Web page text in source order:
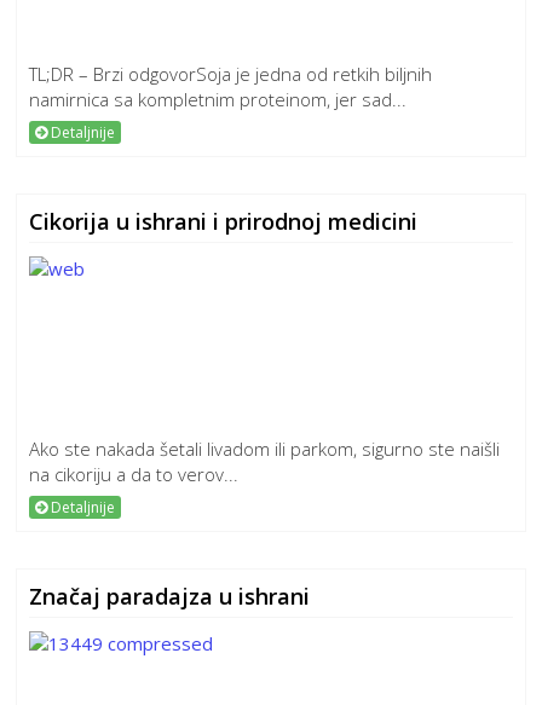
TL;DR – Brzi odgovorSoja je jedna od retkih biljnih
namirnica sa kompletnim proteinom, jer sad...
Detaljnije
Cikorija u ishrani i prirodnoj medicini
Ako ste nakada šetali livadom ili parkom, sigurno ste naišli
na cikoriju a da to verov...
Detaljnije
Značaj paradajza u ishrani